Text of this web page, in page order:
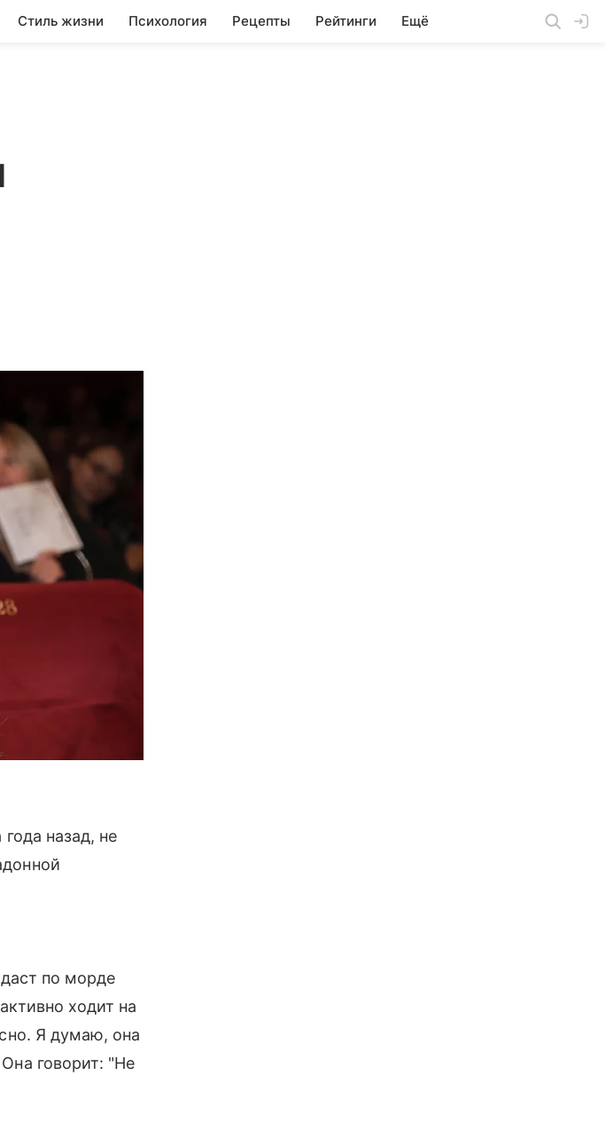
Стиль жизни Психология Рецепты Рейтинги Ещё
года назад, не
по морде
ходит на
Я думаю, она
говорит: "Не